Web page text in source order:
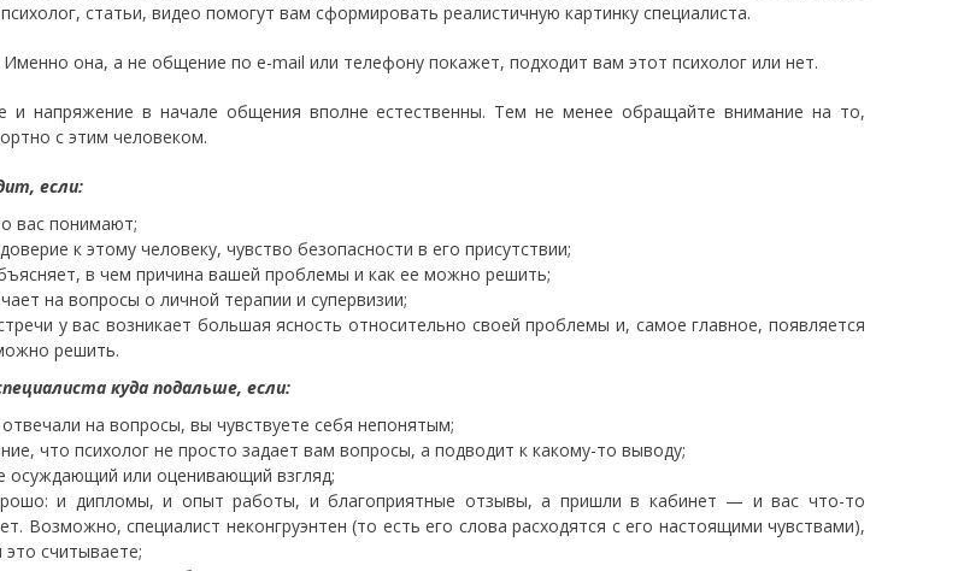
статьи, видео помогут вам сформировать реалистичную картинку специалиста.
Именно она, а не общение по e-mail или телефону покажет, подходит вам этот психолог или нет.
и напряжение в начале общения вполне естественны. Тем не менее обращайте внимание на то,
с этим человеком.
если:
вас понимают;
к этому человеку, чувство безопасности в его присутствии;
в чем причина вашей проблемы и как ее можно решить;
на вопросы о личной терапии и супервизии;
у вас возникает большая ясность относительно своей проблемы и, самое главное, появляется
решить.
куда подальше, если:
на вопросы, вы чувствуете себя непонятым;
что психолог не просто задает вам вопросы, а подводит к какому-то выводу;
осуждающий или оценивающий взгляд;
и дипломы, и опыт работы, и благоприятные отзывы, а пришли в кабинет — и вас что-то
Возможно, специалист неконгруэнтен (то есть его слова расходятся с его настоящими чувствами),
считываете;